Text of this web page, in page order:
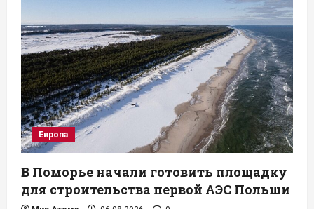
Европа
В Поморье начали готовить площадку
для строительства первой АЭС Польши